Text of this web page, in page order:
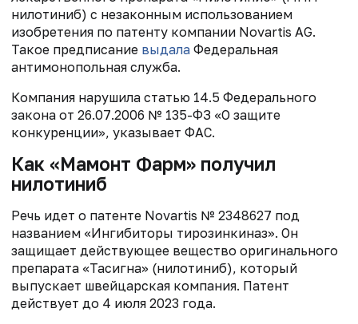
нилотиниб) с незаконным использованием
изобретения по патенту компании Novartis AG.
Такое предписание выдала Федеральная
антимонопольная служба.
Компания нарушила статью 14.5 Федерального
закона от 26.07.2006 № 135-ФЗ «О защите
конкуренции», указывает ФАС.
Как «Мамонт Фарм» получил
нилотиниб
Речь идет о патенте Novartis № 2348627 под
названием «Ингибиторы тирозинкиназ». Он
защищает действующее вещество оригинального
препарата «Тасигна» (нилотиниб), который
выпускает швейцарская компания. Патент
действует до 4 июля 2023 года.